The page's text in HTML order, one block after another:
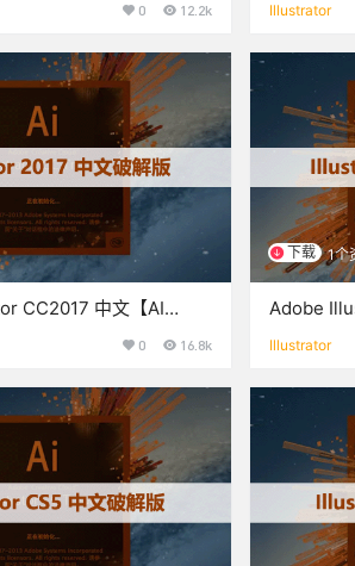
0 12.2k Illustrator
CC2017 中文【AI
0 16.8k
下载 1个
Adobe
Illustrator